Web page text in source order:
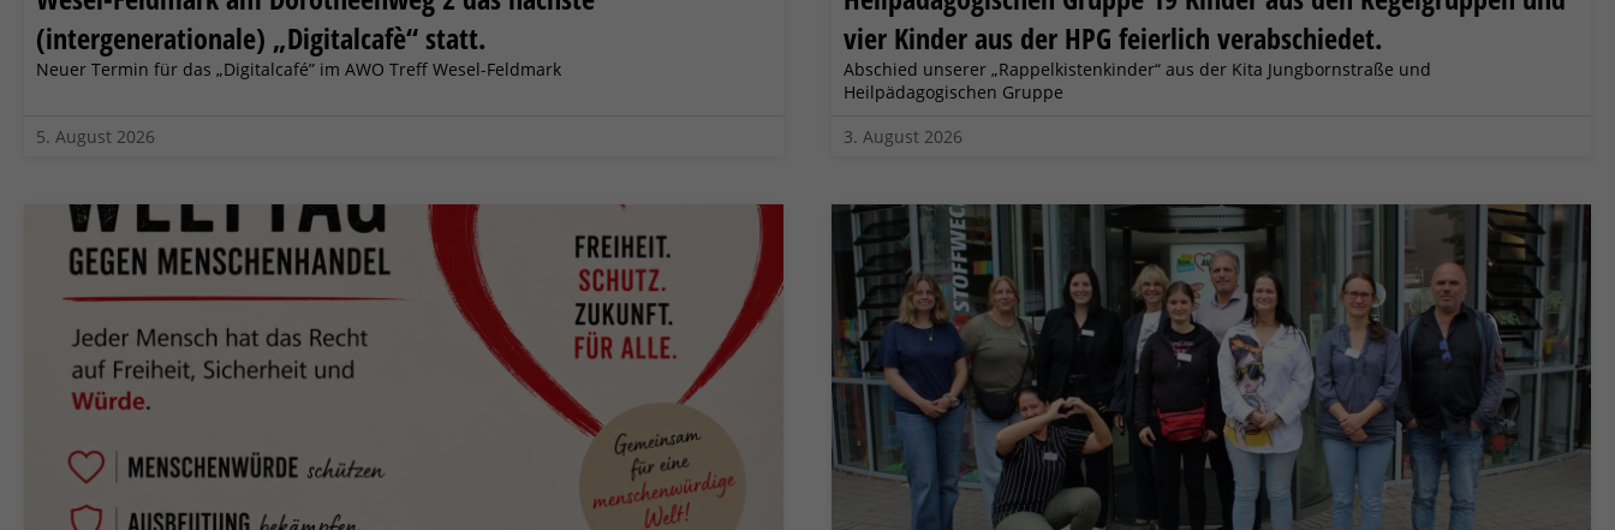
(intergenerationale) „Digitalcafè“ statt.
Neuer Termin für das „Digitalcafé” im AWO Treff Wesel-Feldmark
5. August 2026
vier Kinder aus der HPG feierlich verabschiedet.
Abschied unserer „Rappelkistenkinder“ aus der Kita Jungbornstraße und
Heilpädagogischen Gruppe
3. August 2026